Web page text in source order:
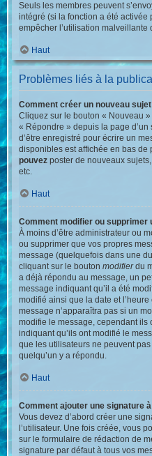
Seuls les membres peuvent
intégré (si la fonction a été activée
empêcher l’utilisation
Haut
Problèmes liés à la
Comment créer un nouveau
Cliquez sur le bouton « Nouveau
« Répondre » depuis la page
d’être enregistré pour écrire un
disponibles est affichée en bas de
pouvez poster de nouveaux
etc.
Haut
Comment modifier ou supprimer
À moins d’être administrateur ou
ou supprimer que vos propres
message (quelquefois dans une
cliquant sur le boutonmodifierdu
a déjà répondu au message, un
message indiquant qu’il a été
modifié ainsi que la date et
message n’apparaîtra pas si un
modifie le message, cependant
indiquant qu’ils ont modifié le
que les utilisateurs ne peuvent
quelqu’un y a répondu.
Haut
Comment ajouter une signature
Vous devez d’abord créer une
l’utilisateur. Une fois créée, vous
sur le formulaire de rédaction de
signature par défaut à tous vos